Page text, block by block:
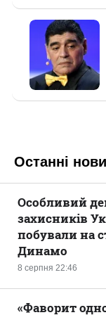
Останні
8 серпня 22:46
Особливий
захисників
побували на
Динамо
«Фаворит